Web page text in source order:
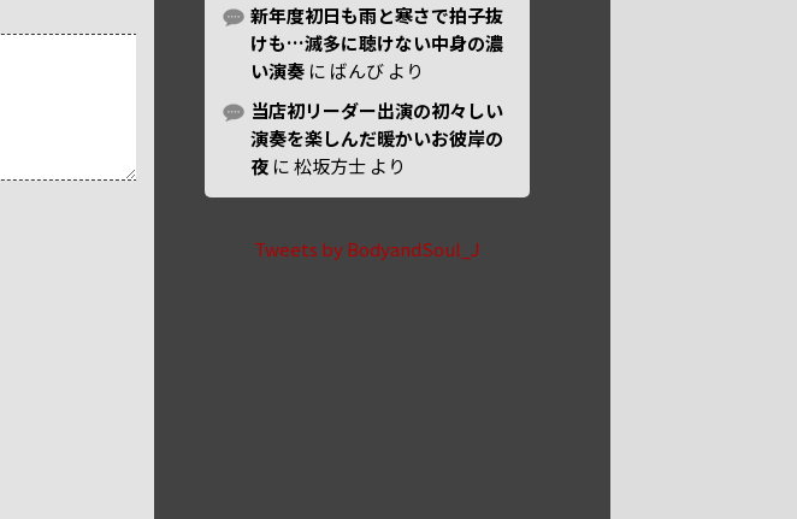
新年度初日も雨と寒さで拍子抜
けも…滅多に聴けない中身の濃
い演奏 に ばんび より
当店初リーダー出演の初々しい
演奏を楽しんだ暖かいお彼岸の
夜 に松坂方士 より
Tweets by BodyandSoul_J